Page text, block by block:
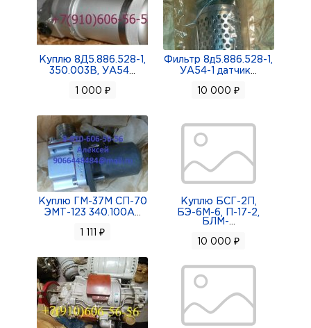
Куплю 8Д5.886.528-1,
350.003В, УА54
1 000 ₽
Фильтр 8д5.886.528-1,
УА54-1 датчик
10 000 ₽
Куплю ГМ-37М СП-70
ЭМТ-123 340.100А
1 111 ₽
Куплю БСГ-2П,
БЭ-6М-6, П-17-2,
БЛМ-
10 000 ₽